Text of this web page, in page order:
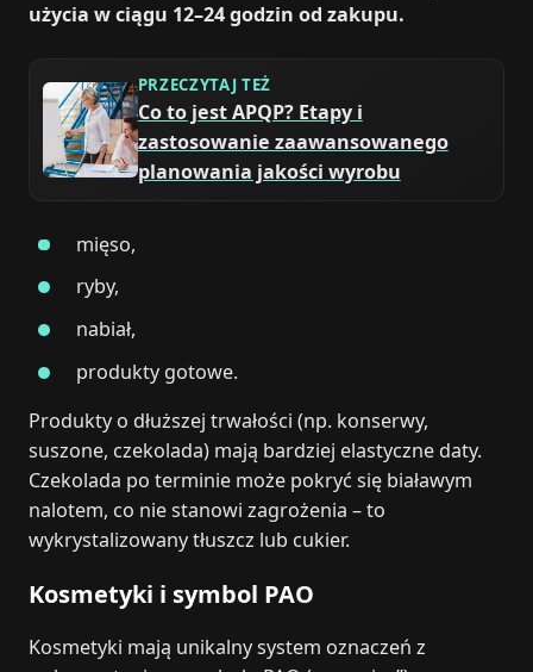
użycia w ciągu 12–24 godzin od zakupu.
PRZECZYTAJ TEŻ
Co to jest APQP? Etapy i
zastosowanie zaawansowanego
planowania jakości wyrobu
mięso,
ryby,
nabiał,
produkty gotowe.
Produkty o dłuższej trwałości (np. konserwy,
suszone, czekolada) mają bardziej elastyczne daty.
Czekolada po terminie może pokryć się białawym
nalotem, co nie stanowi zagrożenia – to
wykrystalizowany tłuszcz lub cukier.
Kosmetyki i symbol PAO
Kosmetyki mają unikalny system oznaczeń z